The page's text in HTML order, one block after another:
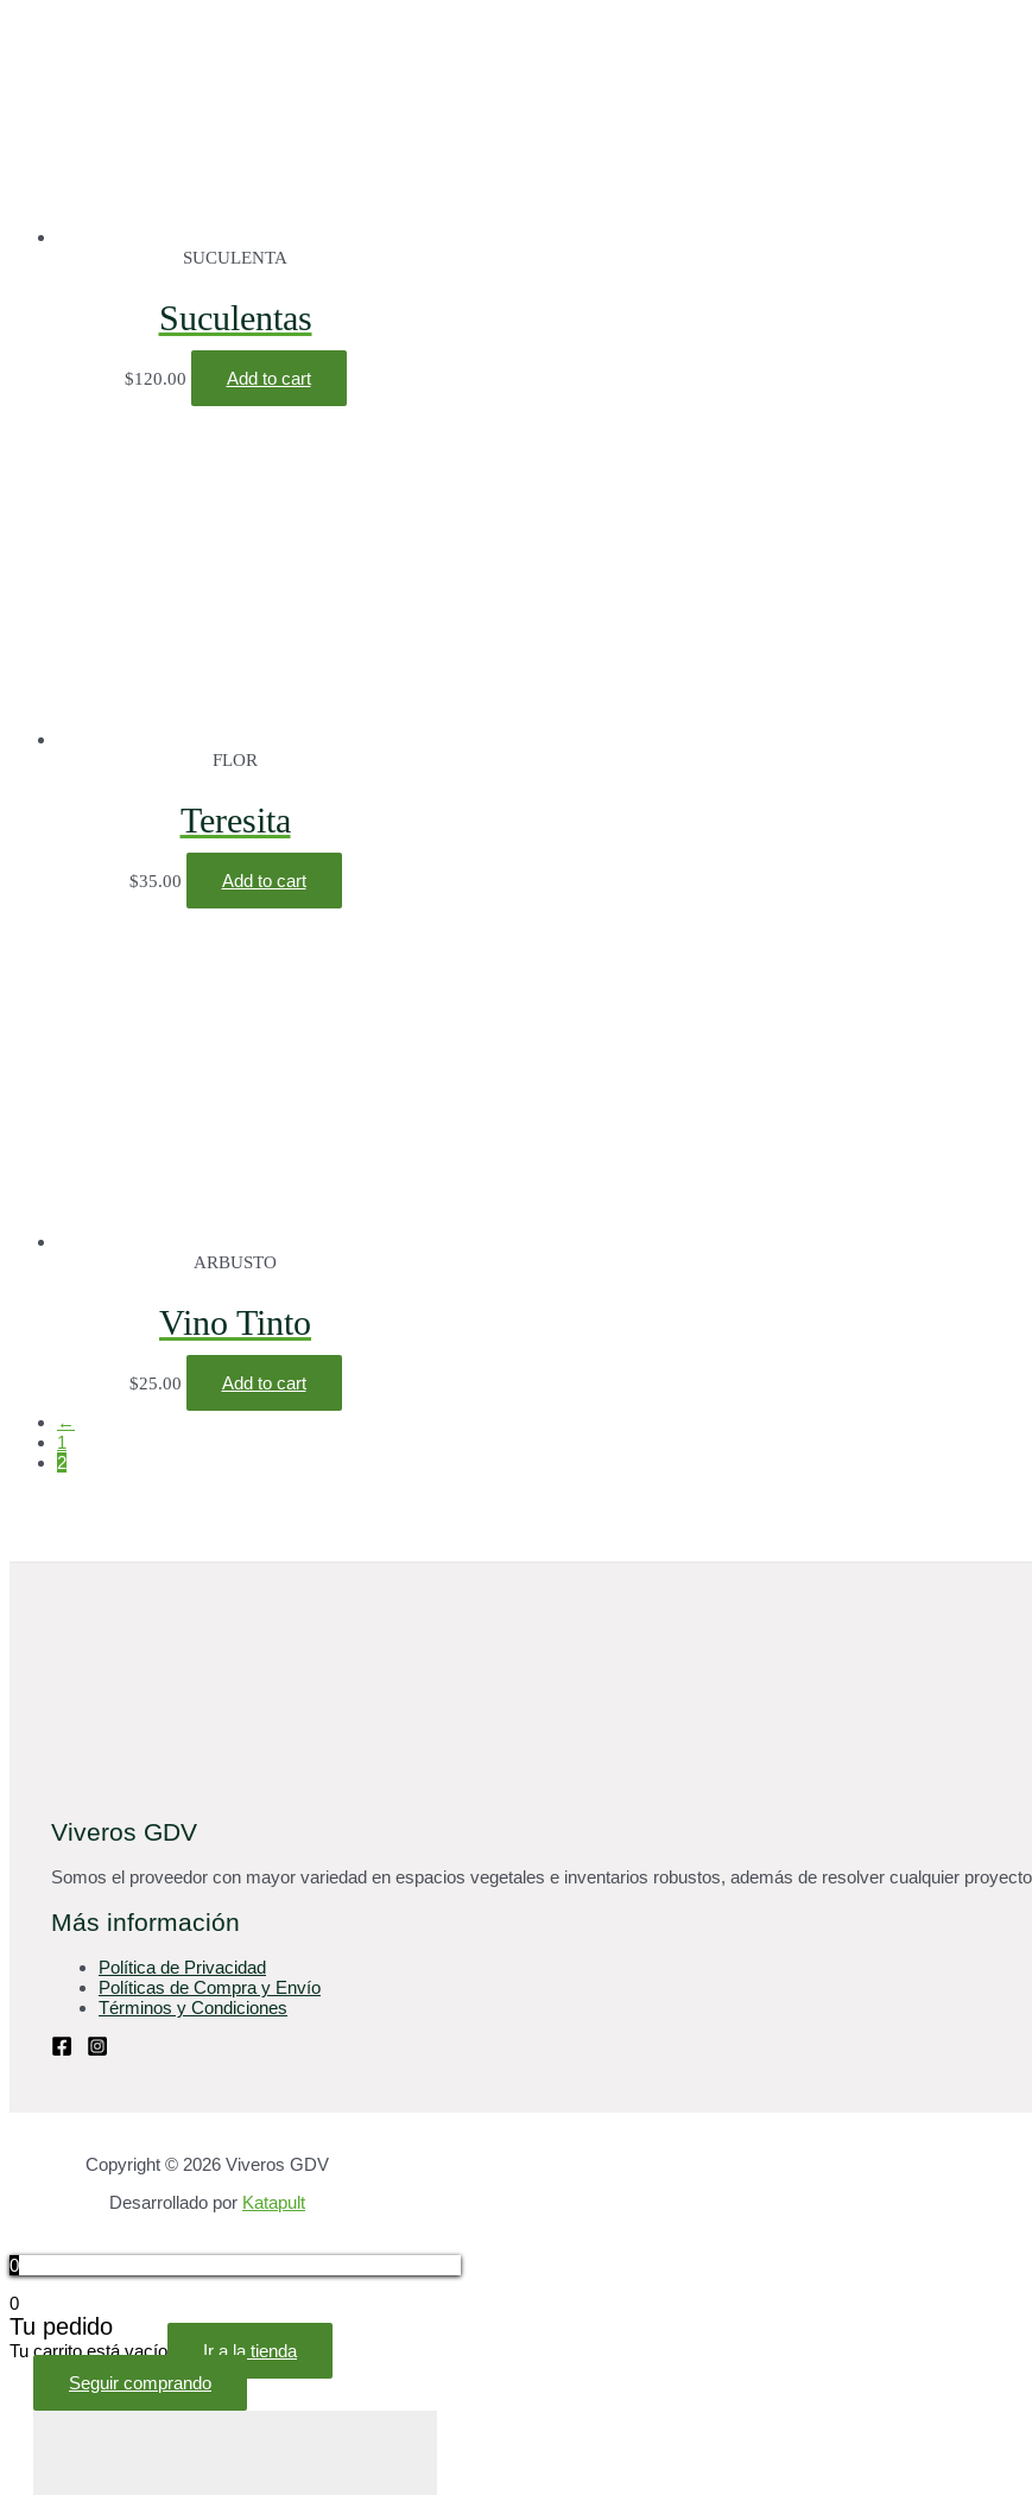
SUCULENTA
Suculentas
$120.00 Add to cart
FLOR
Teresita
$35.00 Add to cart
ARBUSTO
Vino Tinto
$25.00
Add to cart
←
1
2
Viveros GDV
Somos el proveedor con mayor variedad en espacios vegetales e inventarios robustos, además de resolver cualquier
Más información
Política de Privacidad
Políticas de Compra y Envío
Términos y Condiciones
Copyright © 2026 Viveros GDV
Desarrollado por Katapult
0
0
Tu pedido
Tu carrito está vacío
Ir a la tienda
Seguir comprando